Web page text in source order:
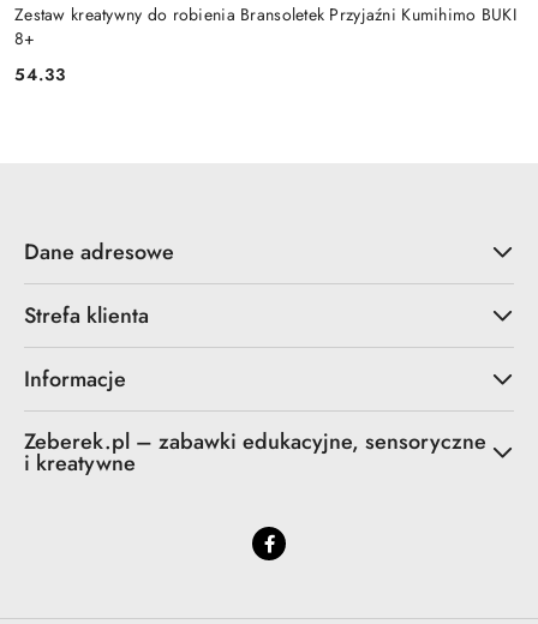
Zestaw kreatywny do robienia Bransoletek Przyjaźni Kumihimo BUKI
8+
Cena:
54.33
Dane adresowe
Strefa klienta
Informacje
Zeberek.pl – zabawki edukacyjne, sensoryczne
i kreatywne